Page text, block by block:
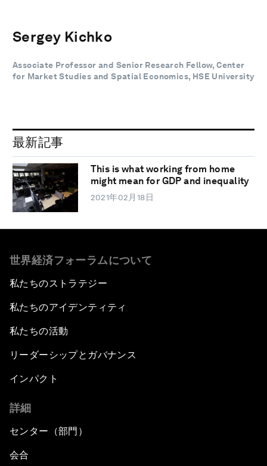
Sergey Kichko
Associate Professor and Senior Research Fellow, Center
for Market Studies and Spatial Economics, HSE University
最新記事
This is what working from home
might mean for GDP and inequality
2021年02月18日
世界経済フォーラムについて
私たちのストラテジー
私たちのアイデンティティ
私たちの活動
リーダーシップとガバナンス
インパクト
詳細
センター（部門）
会合